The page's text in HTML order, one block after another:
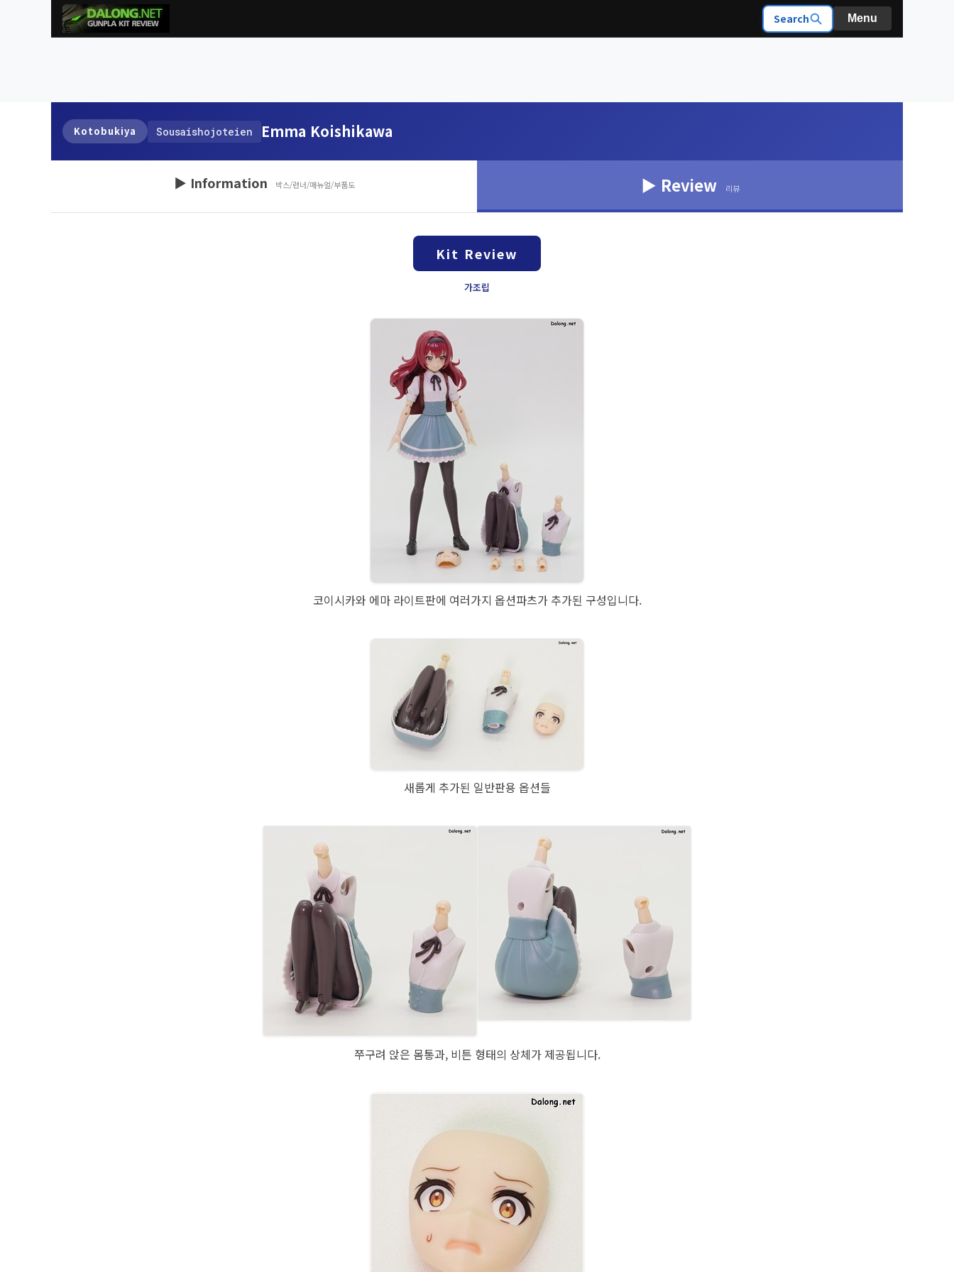
Search Menu
Kotobukiya Sousaishojoteien Emma Koishikawa
▶ Information 박스/런너/매뉴얼/부품도 ▶ Review 리뷰
Kit Review
가조립
코이시카와 에마 라이트판에 여러가지 옵션파츠가 추가된 구성입니다.
새롭게 추가된 일반판용 옵션들
쭈구려 앉은 몸통과, 비튼 형태의 상체가 제공됩니다.